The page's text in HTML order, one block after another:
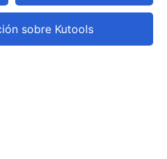
sobre Kutools